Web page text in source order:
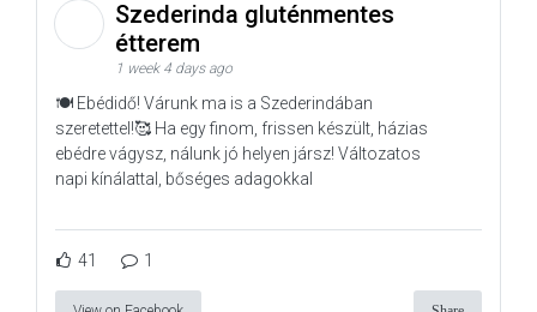
Szederinda gluténmentes
étterem
1 week 4 days ago
🍽️ Ebédidő! Várunk ma is a Szederindában
szeretettel!🥰 Ha egy finom, frissen készült, házias
ebédre vágysz, nálunk jó helyen jársz! Változatos
napi kínálattal, bőséges adagokkal
41 1